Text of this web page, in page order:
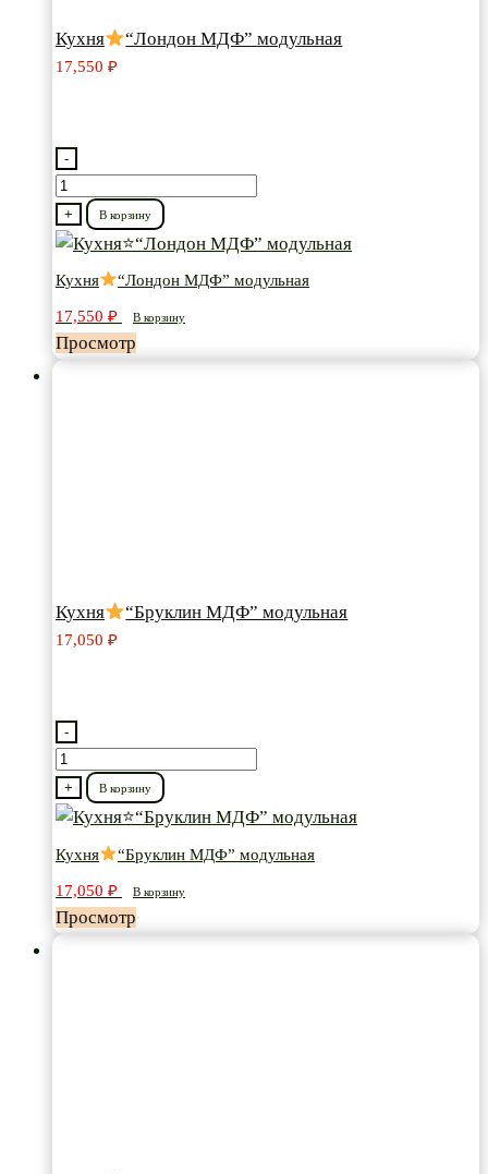
Кухня “Лондон МДФ” модульная
17,550 ₽
-
Количество
товара
Кухня
“Лондон
МДФ”
модульная
+ В корзину
Кухня “Лондон МДФ” модульная
17,550 ₽ В корзину
Просмотр
Кухня “Бруклин МДФ” модульная
17,050 ₽
-
Количество
товара
Кухня
“Бруклин
МДФ”
модульная
+ В корзину
Кухня “Бруклин МДФ” модульная
17,050 ₽ В корзину
Просмотр